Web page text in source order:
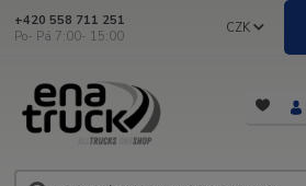
CZK
+420 558 711 251
Po- Pá 7:00- 15:00